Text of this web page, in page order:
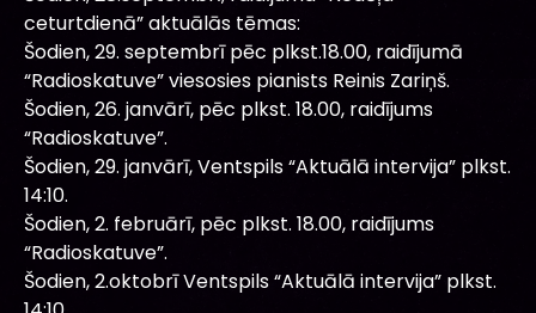
ceturtdienā” aktuālās tēmas:
Šodien, 29. septembrī pēc plkst.18.00, raidījumā
“Radioskatuve” viesosies pianists Reinis Zariņš.
Šodien, 26. janvārī, pēc plkst. 18.00, raidījums
“Radioskatuve”.
Šodien, 29. janvārī, Ventspils “Aktuālā intervija” plkst.
14:10.
Šodien, 2. februārī, pēc plkst. 18.00, raidījums
“Radioskatuve”.
Šodien, 2.oktobrī Ventspils “Aktuālā intervija” plkst.